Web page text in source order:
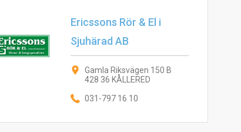
Ericssons Rör & El i
Sjuhärad AB
Gamla Riksvägen 150 B
428 36 KÅLLERED
031-797 16 10